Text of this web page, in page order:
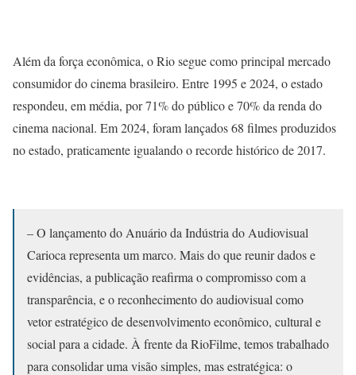
Além da força econômica, o Rio segue como principal mercado
consumidor do cinema brasileiro. Entre 1995 e 2024, o estado
respondeu, em média, por 71% do público e 70% da renda do
cinema nacional. Em 2024, foram lançados 68 filmes produzidos
no estado, praticamente igualando o recorde histórico de 2017.
– O lançamento do Anuário da Indústria do Audiovisual
Carioca representa um marco. Mais do que reunir dados e
evidências, a publicação reafirma o compromisso com a
transparência, e o reconhecimento do audiovisual como
vetor estratégico de desenvolvimento econômico, cultural e
social para a cidade. À frente da RioFilme, temos trabalhado
para consolidar uma visão simples, mas estratégica: o